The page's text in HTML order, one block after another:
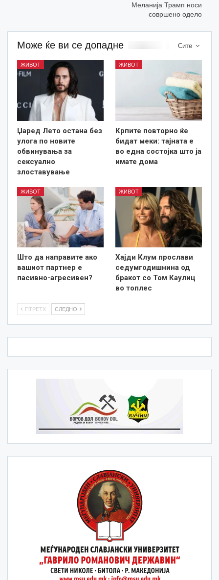
Меланија Трамп носи
совршено одело
Сите
Може ќе ви се допадне
ЖИВОТ
Џаред Лето остана без
улога по новите
обвинувања за
сексуално
злоставување
ЖИВОТ
Крпите повторно ќе
бидат меки: тајната е
во една состојка што ја
имате дома
ЖИВОТ
Што да направите ако
вашиот партнер е
пасивно-агресивен?
ЖИВОТ
Хајди Клум прослави
седумгодишнина од
бракот со Том Каулиц
во топлес
ПТРЕТХ СЛЕДНО